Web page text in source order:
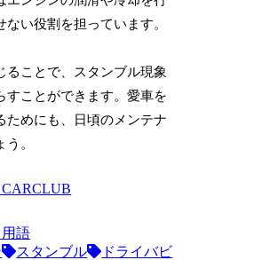
い役割を担っています。
ることで、スタンブル現象
すことができます。愛車を
ためにも、日頃のメンテナ
。
語
スタンブル
ドライバビ